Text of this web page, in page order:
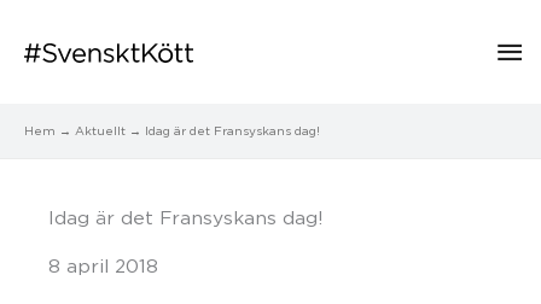
Hem Aktuellt Idag är det Fransyskans dag!
Idag är det Fransyskans dag!
8 april 2018